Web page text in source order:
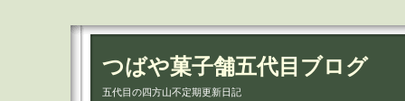
つばや菓子舗五代目ブログ
五代目の四方山不定期更新日記